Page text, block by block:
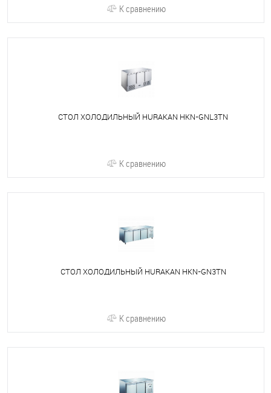
К сравнению
СТОЛ ХОЛОДИЛЬНЫЙ HURAKAN HKN-GNL3TN
К сравнению
СТОЛ ХОЛОДИЛЬНЫЙ HURAKAN HKN-GN3TN
К сравнению